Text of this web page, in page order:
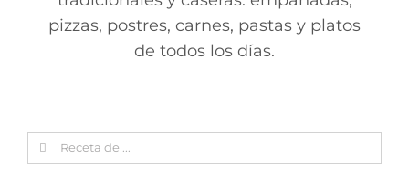
pizzas, postres, carnes, pastas y platos
de todos los días.
Search
for: